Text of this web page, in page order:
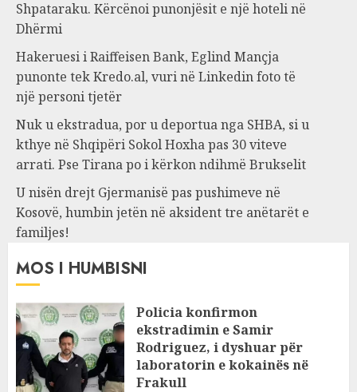
Shpataraku. Kërcënoi punonjësit e një hoteli në
Dhërmi
Hakeruesi i Raiffeisen Bank, Eglind Mançja
punonte tek Kredo.al, vuri në Linkedin foto të
një personi tjetër
Nuk u ekstradua, por u deportua nga SHBA, si u
kthye në Shqipëri Sokol Hoxha pas 30 viteve
arrati. Pse Tirana po i kërkon ndihmë Brukselit
U nisën drejt Gjermanisë pas pushimeve në
Kosovë, humbin jetën në aksident tre anëtarët e
familjes!
MOS I HUMBISNI
Policia konfirmon
ekstradimin e Samir
Rodriguez, i dyshuar për
laboratorin e kokainës në
Frakull